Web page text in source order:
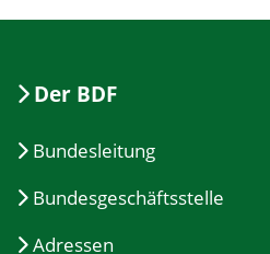
Der BDF
Bundesleitung
Bundesgeschäftsstelle
Adressen